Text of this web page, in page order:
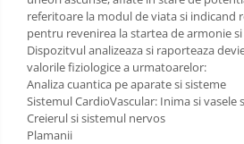
referitoare la modul de viata si indicand
pentru revenirea la startea de armonie
Dispozitvul analizeaza si raporteaza
valorile fiziologice a urmatoarelor:
Analiza cuantica pe aparate si sisteme
Sistemul CardioVascular: Inima si vasele
Creierul si sistemul nervos
Plamanii